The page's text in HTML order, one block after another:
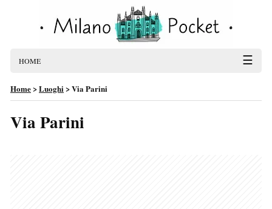
HOME ☰
Home>Luoghi>Via Parini
Via Parini